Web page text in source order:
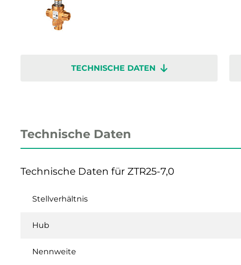
TECHNISCHE DATEN
Technische Daten
Technische Daten für ZTR25-7,0
Stellverhältnis
Hub
Nennweite